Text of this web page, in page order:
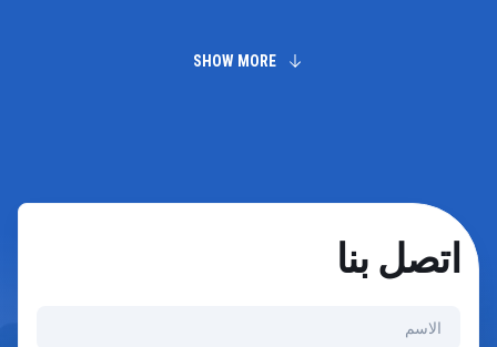
ويشغّل سيناريوهات المصانع الذكية المعتمدة على الذكاء
SHOW MORE
اتصل بنا